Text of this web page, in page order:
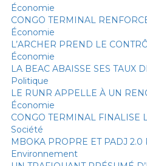
Économie
CONGO TERMINAL
Économie
L’ARCHER PREND LE
Économie
LA BEAC ABAISSE SES TAUX
Politique
LE RUNR APPELLE À UN
Économie
CONGO TERMINAL FINALISE
Société
MBOKA PROPRE ET PADJ
Environnement